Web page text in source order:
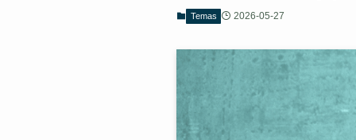
Temas 2026-05-27